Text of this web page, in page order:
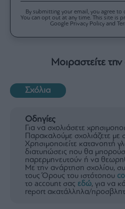
By submitting your email, you agree to
You can opt out at any time. This site is
Google Privacy Policy and
Μοιραστείτε
Σχόλια
Οδηγίες
Για να σχολιάσετε
Παρακαλούμε σχολιάζετε με
Χρησιμοποιείτε κατανοητή
διατυπώσεις που θα
παρερμηνευτούν ή να
Με την ανάρτηση σχολίου,
τους Όρους του ιστότοπου
το account σας εδώ, για να
report ακατάλληλα/